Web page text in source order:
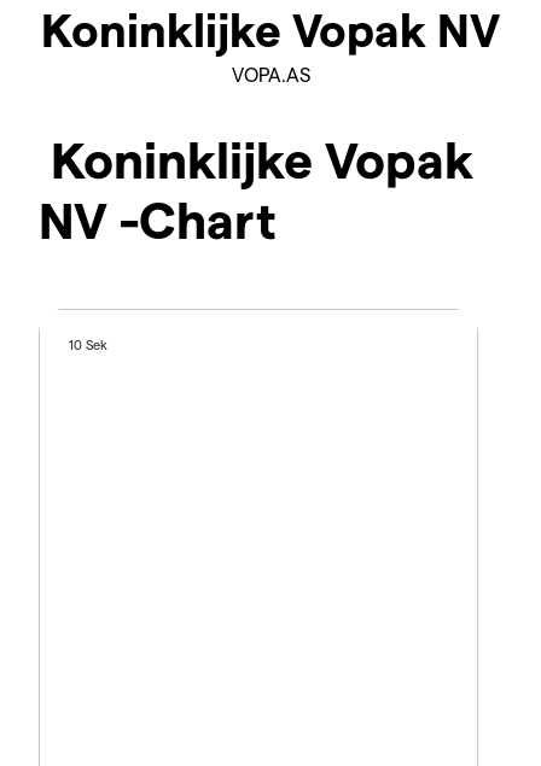
Koninklijke Vopak NV
VOPA.AS
Koninklijke Vopak
NV -Chart
10 Sek